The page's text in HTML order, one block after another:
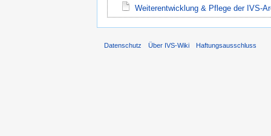
Weiterentwicklung & Pflege der IVS-
Datenschutz Über IVS-Wiki Haftungsausschluss